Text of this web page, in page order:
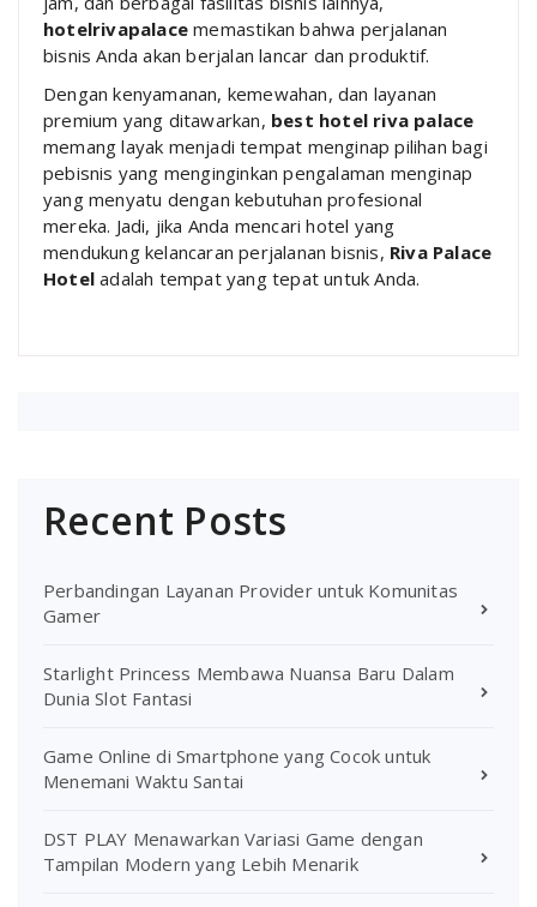
hotelrivapalace memastikan bahwa perjalanan
bisnis Anda akan berjalan lancar dan produktif.
Dengan kenyamanan, kemewahan, dan layanan
premium yang ditawarkan, best hotel riva palace
memang layak menjadi tempat menginap pilihan bagi
pebisnis yang menginginkan pengalaman menginap
yang menyatu dengan kebutuhan profesional
mereka. Jadi, jika Anda mencari hotel yang
mendukung kelancaran perjalanan bisnis, Riva Palace
Hotel adalah tempat yang tepat untuk Anda.
Recent Posts
Perbandingan Layanan Provider untuk Komunitas
Gamer
Starlight Princess Membawa Nuansa Baru Dalam
Dunia Slot Fantasi
Game Online di Smartphone yang Cocok untuk
Menemani Waktu Santai
DST PLAY Menawarkan Variasi Game dengan
Tampilan Modern yang Lebih Menarik